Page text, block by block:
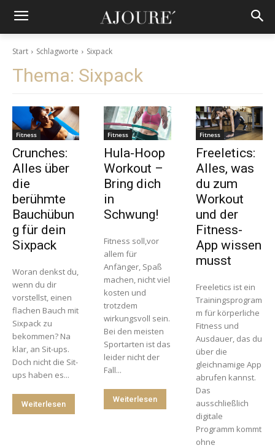
Start Schlagworte Sixpack
Thema: Sixpack
Fitness
Crunches:
Alles über
die
berühmte
Bauchübun
g für dein
Sixpack
Woran denkst du,
wenn du dir
vorstellst, einen
flachen Bauch mit
Sixpack zu
bekommen? Na
klar, an Sit-ups.
Doch nicht die Sit-
ups haben es...
Weiterlesen
Fitness
Hula-Hoop
Workout –
Bring dich
in
Schwung!
Fitness soll,vor
allem für
Anfänger, Spaß
machen, nicht viel
kosten und
trotzdem
wirkungsvoll sein.
Bei den meisten
Sportarten ist das
leider nicht der
Fall...
Weiterlesen
Fitness
Freeletics:
Alles, was
du zum
Workout
und der
Fitness-
App wissen
musst
Freeletics ist ein
Trainingsprogram
m für körperliche
Fitness und
Ausdauer, das du
über die
gleichnamige App
abrufen kannst.
Das
ausschließlich
digitale
Programm kommt
ohne